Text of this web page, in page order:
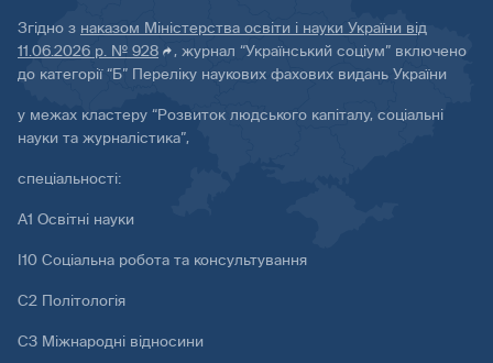
Згідно з наказом Міністерства освіти і науки України від
11.06.2026 р. № 928
, журнал “Український соціум” включено
до категорії “Б” Переліку наукових фахових видань України
у межах кластеру “Розвиток людського капіталу, соціальні
науки та журналістика”,
спеціальності:
А1 Освітні науки
І10 Соціальна робота та консультування
С2 Політологія
С3 Міжнародні відносини